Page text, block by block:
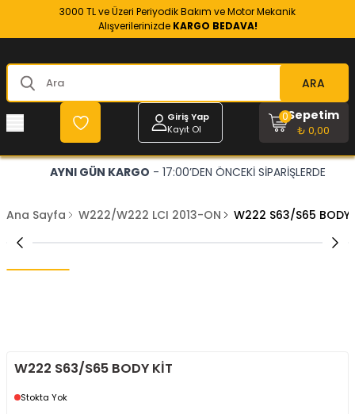
3000 TL ve Üzeri Periyodik Bakım ve Motor Mekanik
Alışverilerinizde KARGO BEDAVA!
ARA
Giriş Yap
Kayıt Ol
Sepetim
₺ 0,00
0
AYNI GÜN KARGO - 17:00’DEN ÖNCEKİ SİPARİŞLERDE
Ana Sayfa W222/W222 LCI 2013-ON W222 S63/S65 BODY
W222 S63/S65 BODY KİT
Stokta Yok